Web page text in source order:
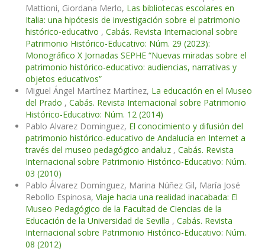
Mattioni, Giordana Merlo, Las bibliotecas escolares en
Italia: una hipótesis de investigación sobre el patrimonio
histórico-educativo , Cabás. Revista Internacional sobre
Patrimonio Histórico-Educativo: Núm. 29 (2023):
Monográfico X Jornadas SEPHE “Nuevas miradas sobre el
patrimonio histórico-educativo: audiencias, narrativas y
objetos educativos”
Miguel Ángel Martínez Martínez, La educación en el Museo
del Prado , Cabás. Revista Internacional sobre Patrimonio
Histórico-Educativo: Núm. 12 (2014)
Pablo Alvarez Dominguez, El conocimiento y difusión del
patrimonio histórico-educativo de Andalucía en Internet a
través del museo pedagógico andaluz , Cabás. Revista
Internacional sobre Patrimonio Histórico-Educativo: Núm.
03 (2010)
Pablo Álvarez Domínguez, Marina Núñez Gil, María José
Rebollo Espinosa, Viaje hacia una realidad inacabada: El
Museo Pedagógico de la Facultad de Ciencias de la
Educación de la Universidad de Sevilla , Cabás. Revista
Internacional sobre Patrimonio Histórico-Educativo: Núm.
08 (2012)